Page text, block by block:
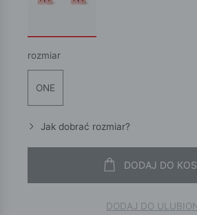
rozmiar
ONE
Jak dobrać rozmiar?
DODAJ DO
DODAJ DO